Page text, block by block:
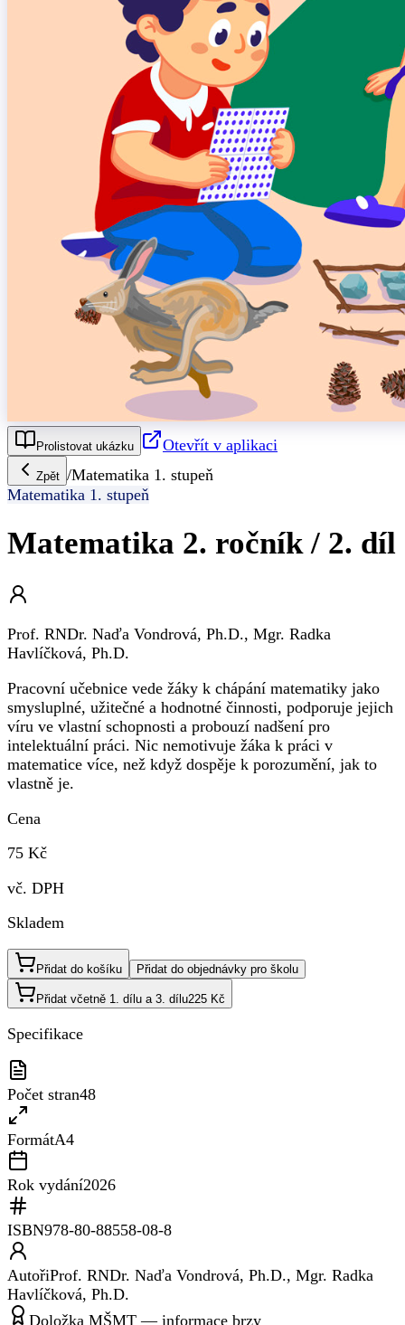
Prolistovat ukázku Otevřít v aplikaci
Zpět /Matematika 1. stupeň
Matematika 1. stupeň
Matematika 2. ročník / 2. díl
Prof. RNDr. Naďa Vondrová, Ph.D., Mgr. Radka
Havlíčková, Ph.D.
Pracovní učebnice vede žáky k chápání matematiky jako
smysluplné, užitečné a hodnotné činnosti, podporuje jejich
víru ve vlastní schopnosti a probouzí nadšení pro
intelektuální práci. Nic nemotivuje žáka k práci v
matematice více, než když dospěje k porozumění, jak to
vlastně je.
Cena
75 Kč
vč. DPH
Skladem
Přidat do košíku Přidat do objednávky pro školu
Přidat včetně 1. dílu a 3. dílu225 Kč
Specifikace
Počet stran48
FormátA4
Rok vydání2026
ISBN978-80-88558-08-8
AutořiProf. RNDr. Naďa Vondrová, Ph.D., Mgr. Radka
Havlíčková, Ph.D.
Doložka MŠMT — informace brzy